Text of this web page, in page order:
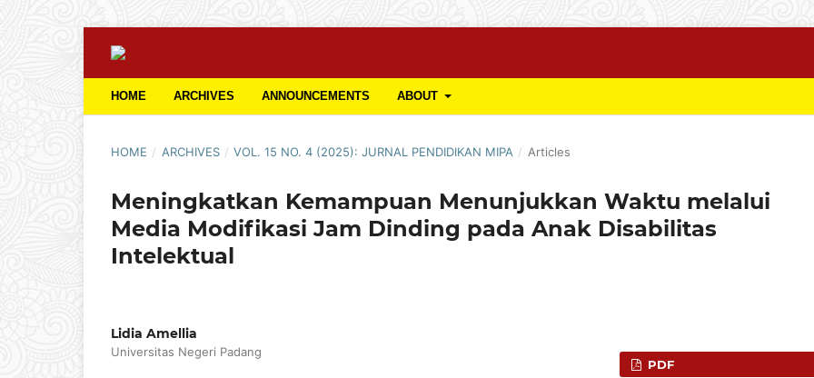
HOME ARCHIVES ANNOUNCEMENTS ABOUT
HOME / ARCHIVES / VOL. 15 NO. 4 (2025): JURNAL PENDIDIKAN MIPA / Articles
Meningkatkan Kemampuan Menunjukkan Waktu melalui
Media Modifikasi Jam Dinding pada Anak Disabilitas
Intelektual
Lidia Amellia
Universitas Negeri Padang
PDF